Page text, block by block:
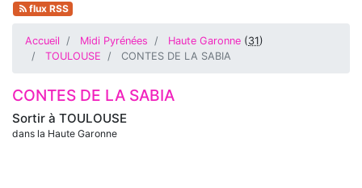
flux RSS
Accueil Midi Pyrénées Haute Garonne (31)
TOULOUSE
CONTES DE LA SABIA
Sortir à TOULOUSE
dans la Haute Garonne
CONTES DE LA SABIA